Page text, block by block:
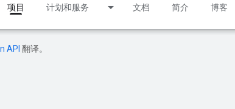
项目 计划和服务 文档 简介 博客
API 翻译。